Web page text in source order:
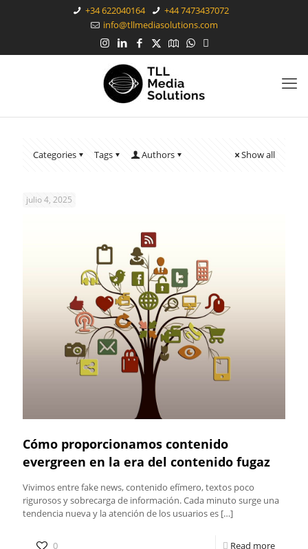
+34 622040164
+44 7473437072
info@tllmediasolutions.com
Categories Tags Authors Show all
julio 4, 2025
Cómo proporcionamos contenido
evergreen en la era del contenido fugaz
Vivimos entre fake news, contenido efímero, textos poco
rigurosos y sobrecarga de información. Cada minuto surge una
tendencia nueva y la atención de los usuarios es […]
0 Read more